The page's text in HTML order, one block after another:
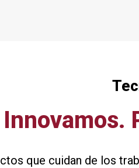
Innovamos.
que cuidan de los